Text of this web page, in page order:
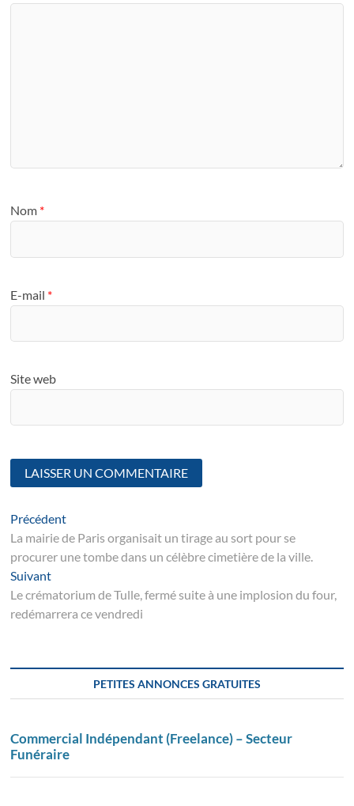
Nom *
E-mail *
Site web
Navigation
de
l’article
PrécédentArticle
suivant
La mairie de Paris organisait un tirage au sort pour se
procurer une tombe dans un célèbre cimetière de la ville.
SuivantSuivant
post:
Le crématorium de Tulle, fermé suite à une implosion du four,
redémarrera ce vendredi
PETITES ANNONCES GRATUITES
Commercial Indépendant (Freelance) – Secteur
Funéraire